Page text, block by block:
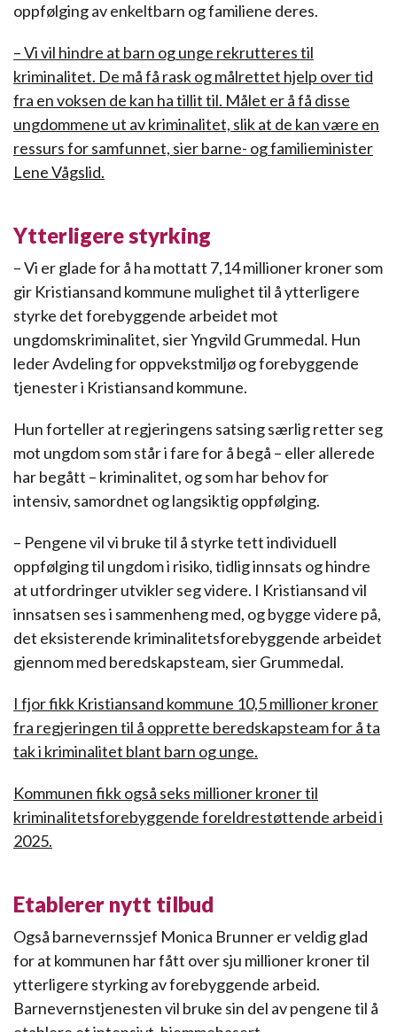
oppfølging av enkeltbarn og familiene deres.
– Vi vil hindre at barn og unge rekrutteres til
kriminalitet. De må få rask og målrettet hjelp over tid
fra en voksen de kan ha tillit til. Målet er å få disse
ungdommene ut av kriminalitet, slik at de kan være en
ressurs for samfunnet, sier barne- og familieminister
Lene Vågslid.
Ytterligere styrking
– Vi er glade for å ha mottatt 7,14 millioner kroner som
gir Kristiansand kommune mulighet til å ytterligere
styrke det forebyggende arbeidet mot
ungdomskriminalitet, sier Yngvild Grummedal. Hun
leder Avdeling for oppvekstmiljø og forebyggende
tjenester i Kristiansand kommune.
Hun forteller at regjeringens satsing særlig retter seg
mot ungdom som står i fare for å begå – eller allerede
har begått – kriminalitet, og som har behov for
intensiv, samordnet og langsiktig oppfølging.
– Pengene vil vi bruke til å styrke tett individuell
oppfølging til ungdom i risiko, tidlig innsats og hindre
at utfordringer utvikler seg videre. I Kristiansand vil
innsatsen ses i sammenheng med, og bygge videre på,
det eksisterende kriminalitetsforebyggende arbeidet
gjennom med beredskapsteam, sier Grummedal.
I fjor fikk Kristiansand kommune 10,5 millioner kroner
fra regjeringen til å opprette beredskapsteam for å ta
tak i kriminalitet blant barn og unge.
Kommunen fikk også seks millioner kroner til
kriminalitetsforebyggende foreldrestøttende arbeid i
2025.
Etablerer nytt tilbud
Også barnevernssjef Monica Brunner er veldig glad
for at kommunen har fått over sju millioner kroner til
ytterligere styrking av forebyggende arbeid.
Barnevernstjenesten vil bruke sin del av pengene til å